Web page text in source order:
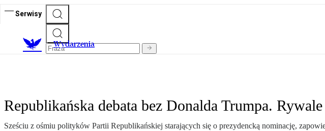
Serwisy
Wydarzenia
Republikańska debata bez Donalda Trumpa.
Sześciu z ośmiu polityków Partii Republikańskiej starających się o prezydencką nominację,